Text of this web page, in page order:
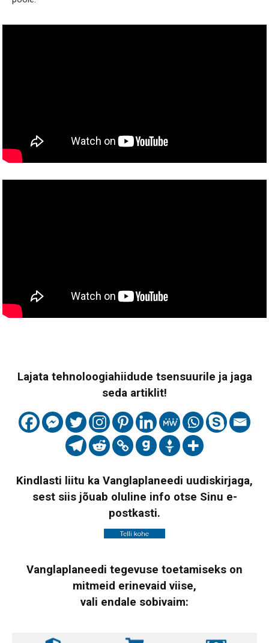
Lajata tehnoloogiahiidude tsensuurile ja jaga
seda artiklit!
Kindlasti liitu ka Vanglaplaneedi uudiskirjaga,
sest siis jõuab oluline info otse Sinu e-
postkasti.
Vanglaplaneedi tegevuse toetamiseks on
mitmeid erinevaid viise,
vali endale sobivaim: